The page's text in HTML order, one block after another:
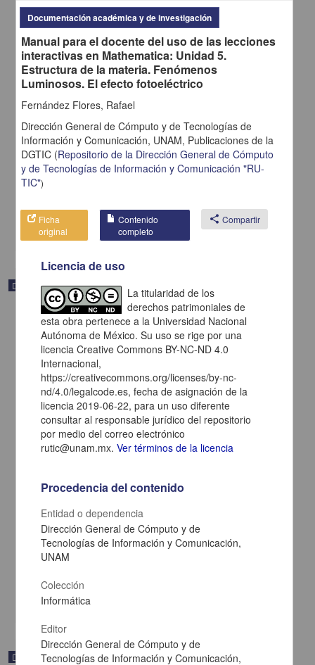
Manual para el docente del uso de las lecciones interactivas en
Mathematica: Unidad 3. Interacciones térmicas, procesos
termodinámicos y máquinas térmicas. Principio de Arquímedes
Fernández Flores, Rafael - Dirección General de Cómputo y de
Tecnologías de Información y Comunicación, UNAM; Dirección
General de la Escuela Nacional Preparatoria, UNAM
Físico Matemáticas y Ciencias de la Tierra
share
Manual para el docente del uso de las lecciones interactivas en
Luminosos. Modelo de Thomson
Fernández Flores, Rafael - Dirección General de Cómputo y de
Tecnologías de Información y Comunicación, UNAM; Dirección
General de la Escuela Nacional Preparatoria, UNAM
Físico Matemáticas y Ciencias de la Tierra
Documentación académica y de investigación
Documentación académica y de investigación
Manual para el docente del uso de las lecciones
interactivas en Mathematica: Unidad 5.
Estructura de la materia. Fenómenos
Luminosos. El efecto fotoeléctrico
Fernández Flores, Rafael
Dirección General de Cómputo y de Tecnologías de
Información y Comunicación, UNAM, Publicaciones de la
DGTIC (Repositorio de la Dirección General de Cómputo
y de Tecnologías de Información y Comunicación "RU-
TIC")
Ficha
original
Contenido
completo
share Compartir
Licencia de uso
La titularidad de los
derechos patrimoniales de
esta obra pertenece a la Universidad Nacional
Autónoma de México. Su uso se rige por una
licencia Creative Commons BY-NC-ND 4.0
Internacional,
https://creativecommons.org/licenses/by-nc-
nd/4.0/legalcode.es, fecha de asignación de la
licencia 2019-06-22, para un uso diferente
consultar al responsable jurídico del repositorio
por medio del correo electrónico
rutic@unam.mx.Ver términos de la licencia
Procedencia del contenido
Entidad o dependencia
Dirección General de Cómputo y de
Tecnologías de Información y Comunicación,
UNAM
Colección
Informática
Editor
Dirección General de Cómputo y de
Tecnologías de Información y Comunicación,